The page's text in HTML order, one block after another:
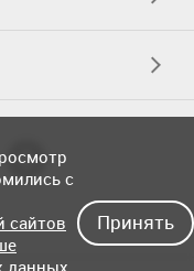
с
сайтов
данных
Принять